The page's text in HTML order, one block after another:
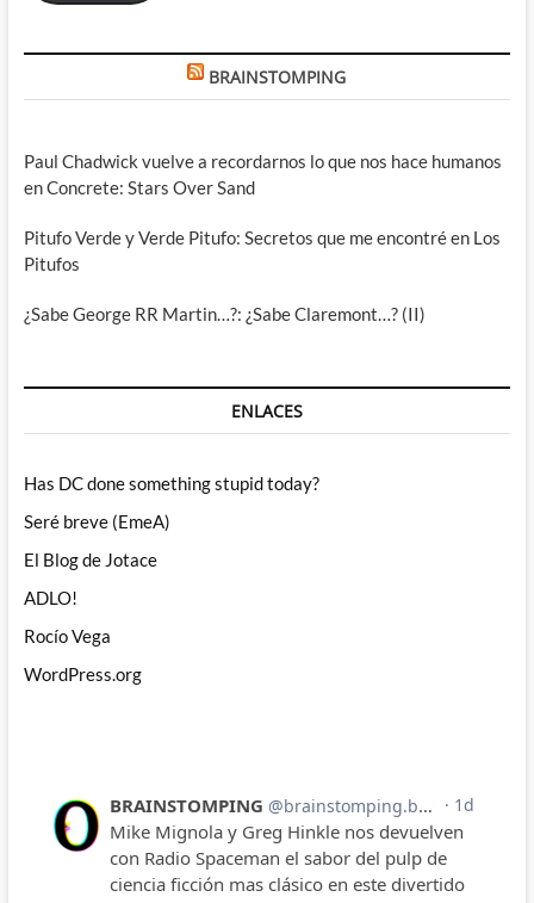
BRAINSTOMPING
Paul Chadwick vuelve a recordarnos lo que nos hace humanos
en Concrete: Stars Over Sand
Pitufo Verde y Verde Pitufo: Secretos que me encontré en Los
Pitufos
¿Sabe George RR Martin…?: ¿Sabe Claremont…? (II)
ENLACES
Has DC done something stupid today?
Seré breve (EmeA)
El Blog de Jotace
ADLO!
Rocío Vega
WordPress.org